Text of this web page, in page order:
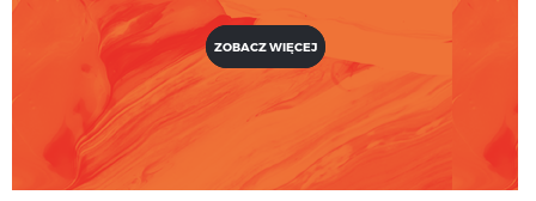
ZOBACZ WIĘCEJ